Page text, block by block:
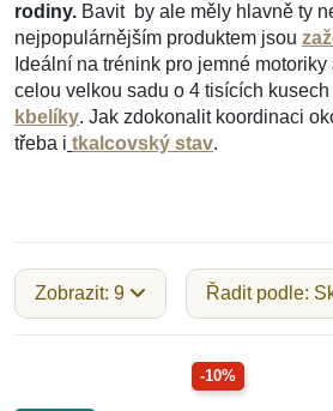
rodiny. Bavit by ale měly hlavně ty
nejpopulárnějším produktem jsou
Ideální na trénink pro jemné
celou velkou sadu o 4 tisících
kbelíky. Jak zdokonalit koordinaci
třeba i tkalcovský stav.
Zobrazit: 9 Řadit podle:
-10%